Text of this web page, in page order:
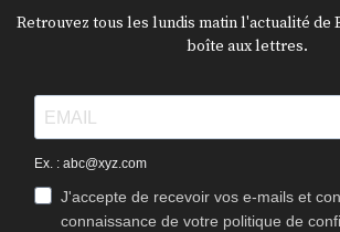
Retrouvez tous les lundis matin l'actualité de
boîte aux lettres.
Ex. : abc@xyz.com
J'accepte de recevoir vos e-mails et
connaissance de votre politique de